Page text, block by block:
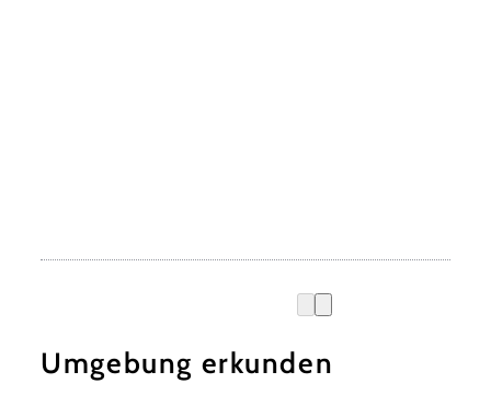
Umgebung erkunden